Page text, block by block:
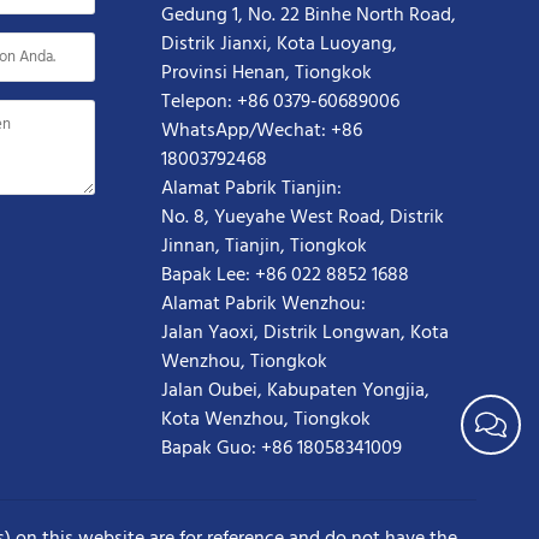
Gedung 1, No. 22 Binhe North Road,
Distrik Jianxi, Kota Luoyang,
Provinsi Henan, Tiongkok
Telepon: +86 0379-60689006
WhatsApp/Wechat: +86
18003792468
Alamat Pabrik Tianjin:
No. 8, Yueyahe West Road, Distrik
Jinnan, Tianjin, Tiongkok
Bapak Lee: +86 022 8852 1688
Alamat Pabrik Wenzhou:
Jalan Yaoxi, Distrik Longwan, Kota
Wenzhou, Tiongkok
Jalan Oubei, Kabupaten Yongjia,
Kota Wenzhou, Tiongkok
Bapak Guo: +86 18058341009